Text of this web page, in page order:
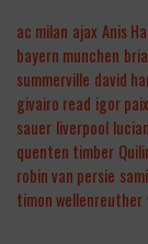
ac milan ajax Anis
bayern munchen
summerville david
givairo read igor
sauer liverpool
quenten timber
robin van persie
timon wellenreuther